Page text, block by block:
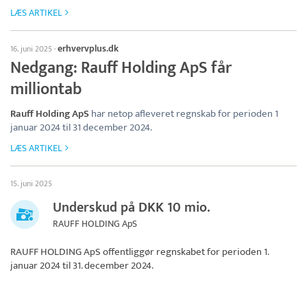
LÆS ARTIKEL
16. juni 2025·erhvervplus.dk
Nedgang: Rauff Holding ApS får
milliontab
Rauff Holding ApShar netop afleveret regnskab for perioden 1
januar 2024 til 31 december 2024.
LÆS ARTIKEL
15. juni 2025
Underskud på DKK 10 mio.
RAUFF HOLDING ApS
RAUFF HOLDING ApSoffentliggør regnskabet for perioden 1.
januar 2024 til 31. december 2024.